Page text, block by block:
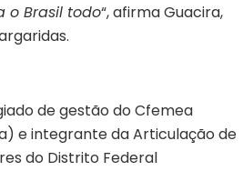
o Brasil todo“, afirma Guacira,
de gestão do Cfemea
e integrante da Articulação de
do Distrito Federal